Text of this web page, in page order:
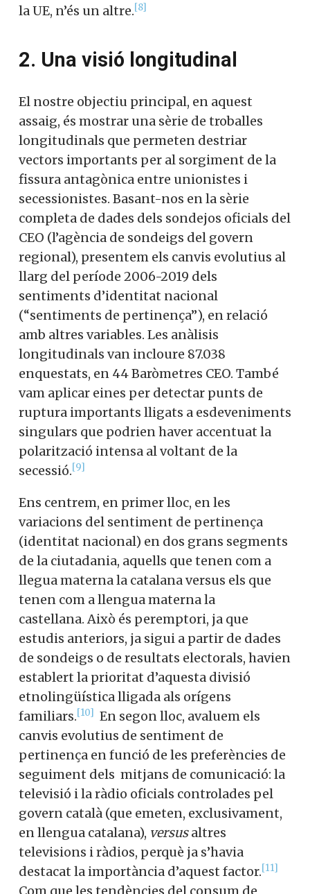
la UE, n’és un altre.[8]
2. Una visió longitudinal
El nostre objectiu principal, en aquest
assaig, és mostrar una sèrie de troballes
longitudinals que permeten destriar
vectors importants per al sorgiment de la
fissura antagònica entre unionistes i
secessionistes. Basant-nos en la sèrie
completa de dades dels sondejos oficials del
CEO (l’agència de sondeigs del govern
regional), presentem els canvis evolutius al
llarg del període 2006-2019 dels
sentiments d’identitat nacional
(“sentiments de pertinença”), en relació
amb altres variables. Les anàlisis
longitudinals van incloure 87.038
enquestats, en 44 Baròmetres CEO. També
vam aplicar eines per detectar punts de
ruptura importants lligats a esdeveniments
singulars que podrien haver accentuat la
polarització intensa al voltant de la
secessió.[9]
Ens centrem, en primer lloc, en les
variacions del sentiment de pertinença
(identitat nacional) en dos grans segments
de la ciutadania, aquells que tenen com a
llegua materna la catalana versus els que
tenen com a llengua materna la
castellana. Això és peremptori, ja que
estudis anteriors, ja sigui a partir de dades
de sondeigs o de resultats electorals, havien
establert la prioritat d’aquesta divisió
etnolingüística lligada als orígens
familiars.[10] En segon lloc, avaluem els
canvis evolutius de sentiment de
pertinença en funció de les preferències de
seguiment dels mitjans de comunicació: la
televisió i la ràdio oficials controlades pel
govern català (que emeten, exclusivament,
en llengua catalana), versusaltres
televisions i ràdios, perquè ja s’havia
destacat la importància d’aquest factor.[11]
Com que les tendències del consum de